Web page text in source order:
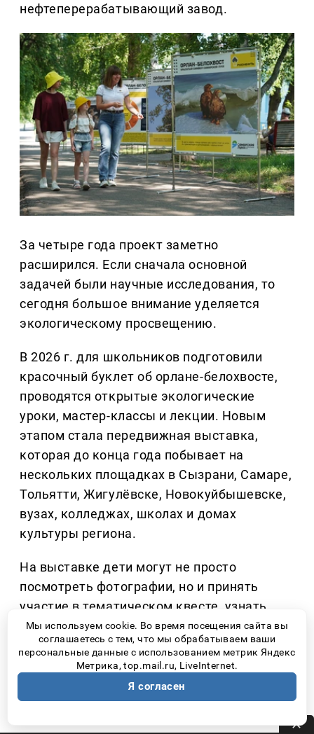
нефтеперерабатывающий завод.
За четыре года проект заметно
расширился. Если сначала основной
задачей были научные исследования, то
сегодня большое внимание уделяется
экологическому просвещению.
В 2026 г. для школьников подготовили
красочный буклет об орлане-белохвосте,
проводятся открытые экологические
уроки, мастер-классы и лекции. Новым
этапом стала передвижная выставка,
которая до конца года побывает на
нескольких площадках в Сызрани, Самаре,
Тольятти, Жигулёвске, Новокуйбышевске,
вузах, колледжах, школах и домах
культуры региона.
На выставке дети могут не просто
посмотреть фотографии, но и принять
участие в тематическом квесте, узнать,
почему орлана называют «крылатым
санитаром», сколько лет молодые птицы
могут оставаться рядом с родителями и
почему именно человек представляет для
этого вида наибольшую опасность.
Мы используем cookie. Во время посещения сайта вы
соглашаетесь с тем, что мы обрабатываем ваши
персональные данные с использованием метрик Яндекс
Метрика, top.mail.ru, LiveInternet.
Я согласен